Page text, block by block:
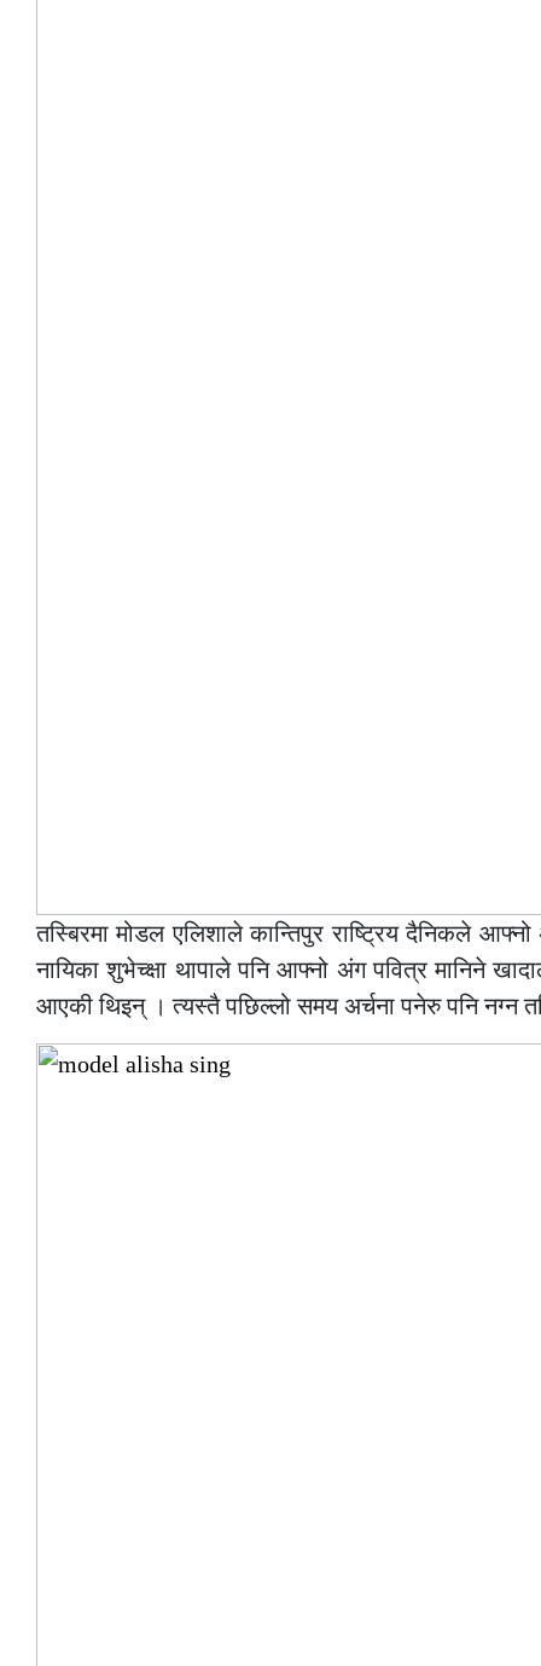
तस्बिरमा मोडल एलिशाले कान्तिपुर राष्ट्रिय दैनिकले
नायिका शुभेच्क्षा थापाले पनि आफ्नो अंग पवित्र मानिने
आएकी थिइन् । त्यस्तै पछिल्लो समय अर्चना पनेरु पनि नग्न